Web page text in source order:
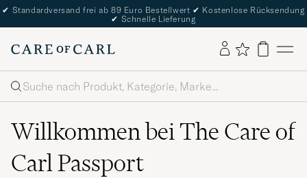
✔ Standardversand frei ab 89 Euro Bestellwert ✔ Kostenlose Rücksendung
✔ Schnelle Lieferung
Suche
Willkommen bei The Care of
Carl Passport